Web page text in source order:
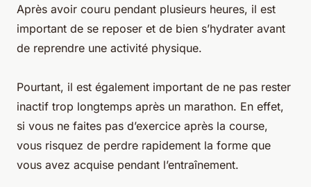
Après avoir couru pendant plusieurs heures, il est
important de se reposer et de bien s’hydrater avant
de reprendre une activité physique.
Pourtant, il est également important de ne pas rester
inactif trop longtemps après un marathon. En effet,
si vous ne faites pas d’exercice après la course,
vous risquez de perdre rapidement la forme que
vous avez acquise pendant l’entraînement.